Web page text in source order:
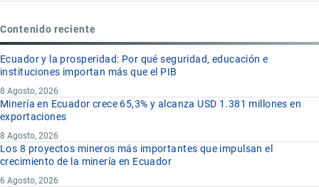
Contenido reciente
Ecuador y la prosperidad: Por qué seguridad, educación e
instituciones importan más que el PIB
8 Agosto, 2026
Minería en Ecuador crece 65,3% y alcanza USD 1.381 millones en
exportaciones
8 Agosto, 2026
Los 8 proyectos mineros más importantes que impulsan el
crecimiento de la minería en Ecuador
6 Agosto, 2026